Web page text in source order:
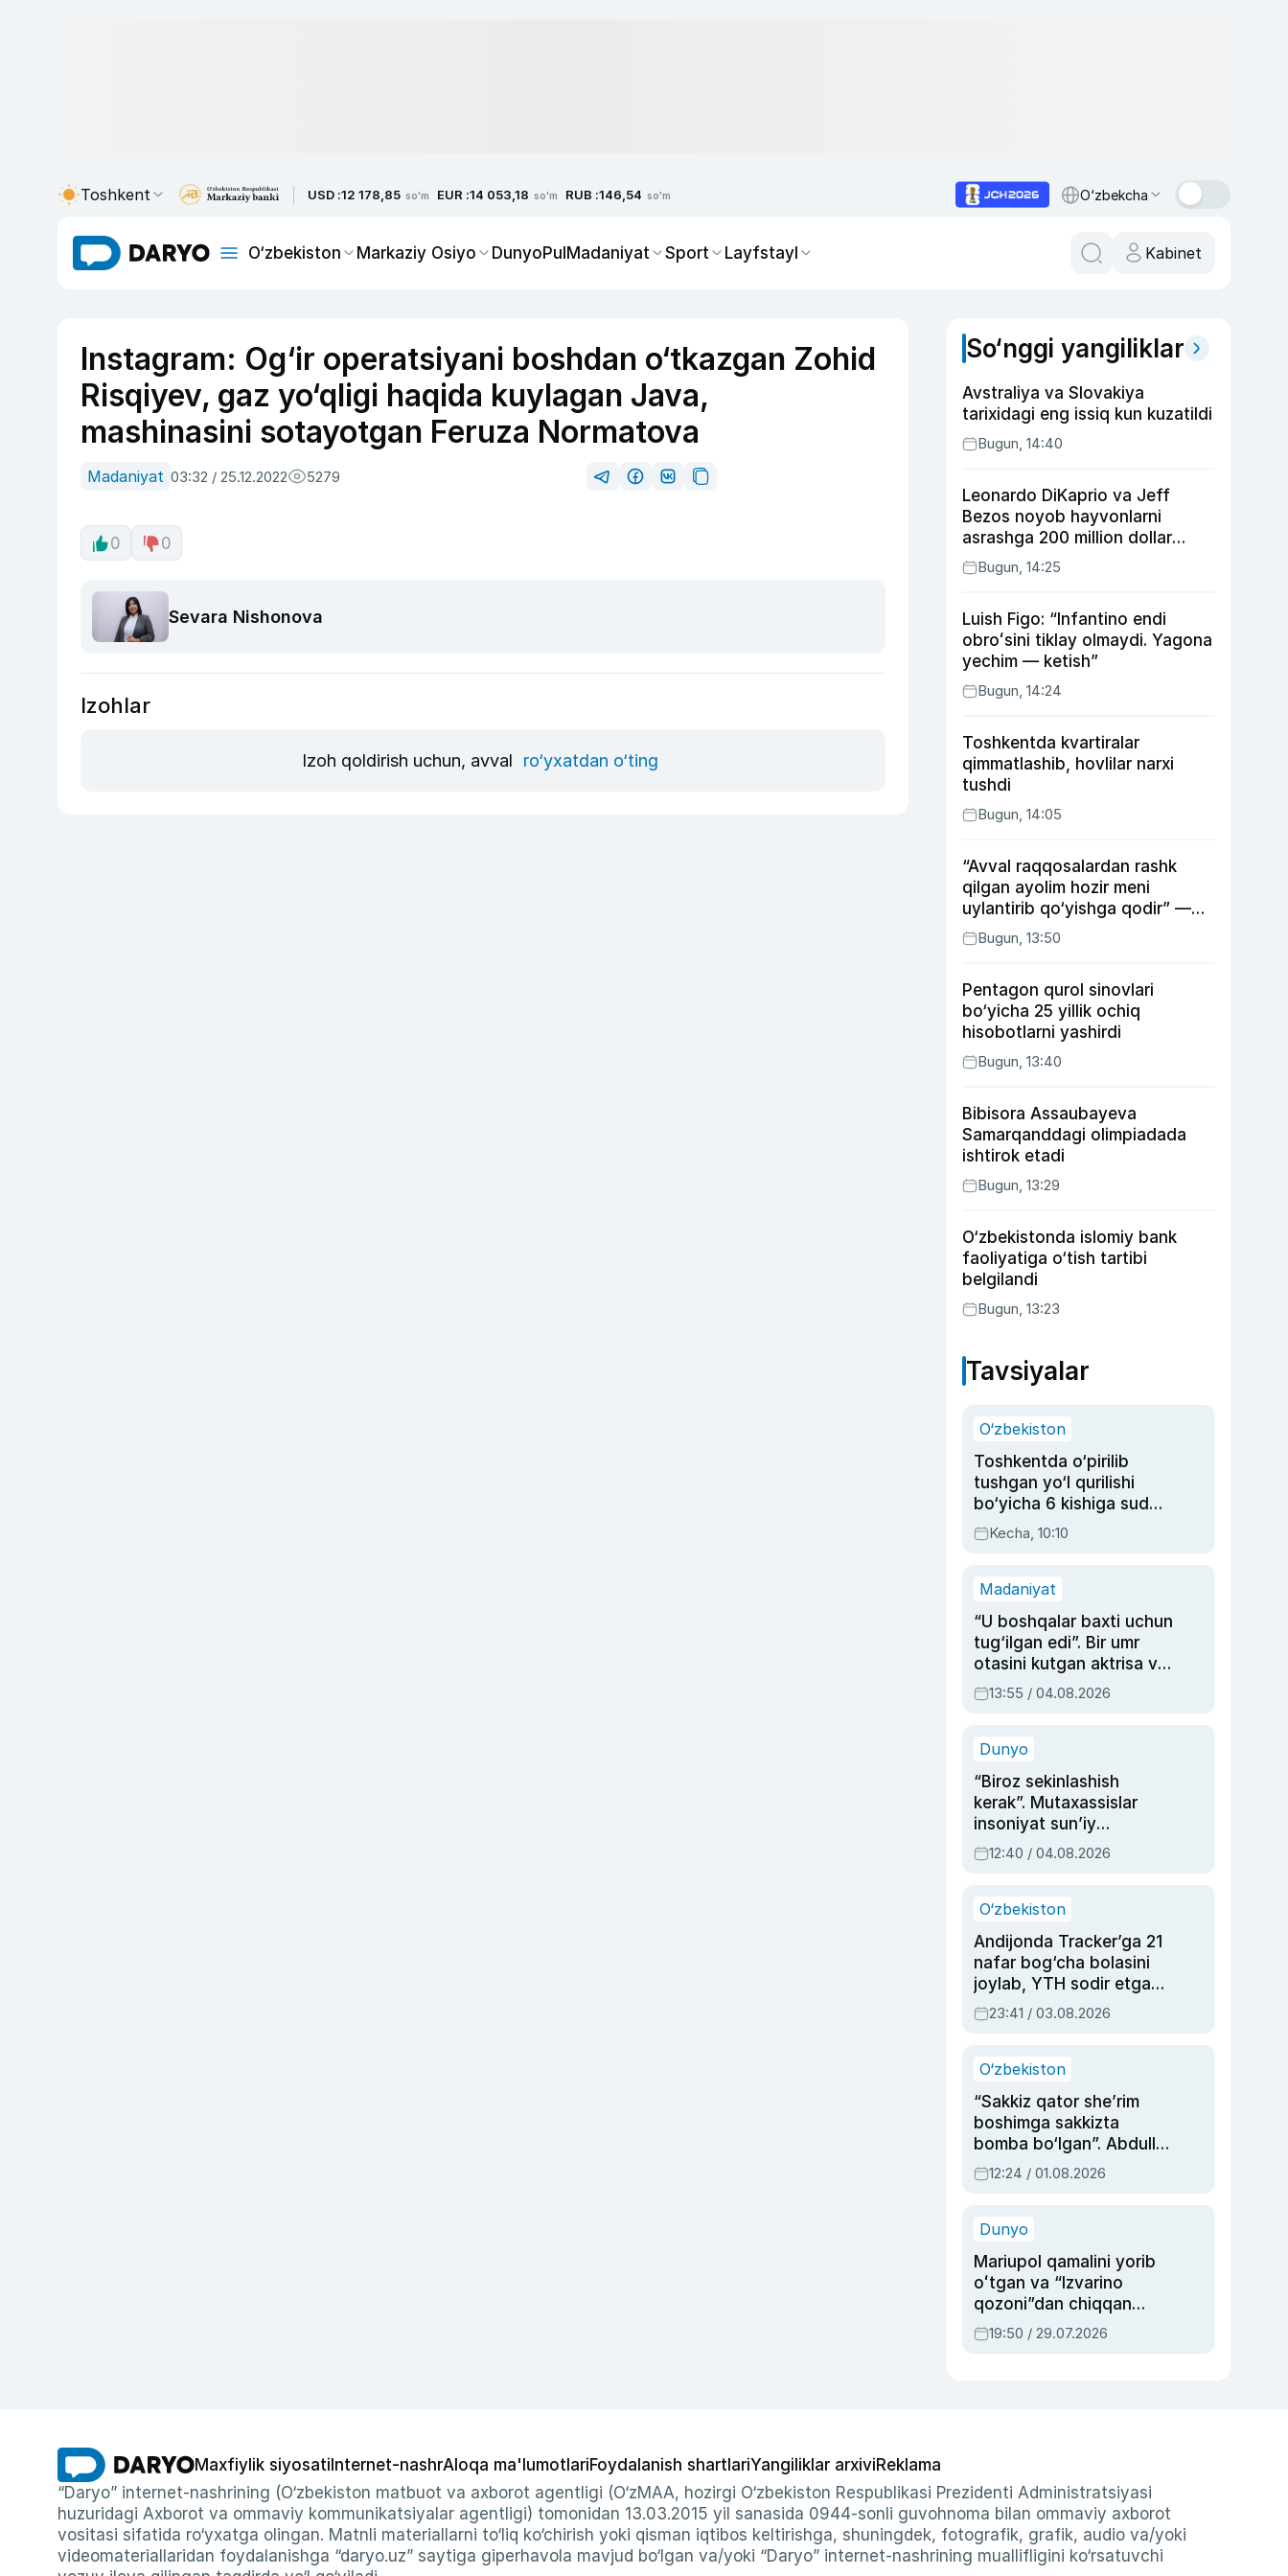
Toshkent USD :12 178,85 so'm EUR :14 053,18 so'm RUB :146,54 so'm O‘zbekcha
O‘zbekiston Markaziy Osiyo DunyoPulMadaniyat Sport Layfstayl Kabinet
Instagram: Og‘ir operatsiyani boshdan o‘tkazgan Zohid
Risqiyev, gaz yo‘qligi haqida kuylagan Java,
mashinasini sotayotgan Feruza Normatova
Madaniyat 03:32 / 25.12.2022 5279
0 0
Sevara Nishonova
Izohlar
Izoh qoldirish uchun, avval ro‘yxatdan o‘ting
So‘nggi yangiliklar
Avstraliya va Slovakiya
tarixidagi eng issiq kun kuzatildi
Bugun, 14:40
Leonardo DiKaprio va Jeff
Bezos noyob hayvonlarni
asrashga 200 million dollar
ajratdi
Bugun, 14:25
Luish Figo: “Infantino endi
obroʻsini tiklay olmaydi. Yagona
yechim — ketish”
Bugun, 14:24
Toshkentda kvartiralar
qimmatlashib, hovlilar narxi
tushdi
Bugun, 14:05
“Avval raqqosalardan rashk
qilgan ayolim hozir meni
uylantirib qo‘yishga qodir” —
Anvar Sobirov davlat ishidagi
faoliyati va o‘g‘il tarbiyasidagi
Bugun, 13:50
Pentagon qurol sinovlari
bo‘yicha 25 yillik ochiq
hisobotlarni yashirdi
Bugun, 13:40
Bibisora Assaubayeva
Samarqanddagi olimpiadada
ishtirok etadi
Bugun, 13:29
O‘zbekistonda islomiy bank
faoliyatiga o‘tish tartibi
belgilandi
Bugun, 13:23
Tavsiyalar
O‘zbekiston
Toshkentda o‘pirilib
tushgan yo‘l qurilishi
bo‘yicha 6 kishiga sud
hukmi o‘qildi
Kecha, 10:10
Madaniyat
“U boshqalar baxti uchun
tug‘ilgan edi”. Bir umr
otasini kutgan aktrisa va
dublyaj ustasi Rimma
Ahmedovaning
13:55 / 04.08.2026
Dunyo
“Biroz sekinlashish
kerak”. Mutaxassislar
insoniyat sun’iy
intellektni boshqara
olmay qolishidan xavotir
12:40 / 04.08.2026
O‘zbekiston
Andijonda Tracker’ga 21
nafar bog‘cha bolasini
joylab, YTH sodir etgan
ayolga sud hukmi o‘qildi
23:41 / 03.08.2026
O‘zbekiston
“Sakkiz qator she’rim
boshimga sakkizta
bomba bo‘lgan”. Abdulla
Oripovni siyosiy
ayblovlardan asrab
12:24 / 01.08.2026
Dunyo
Mariupol qamalini yorib
oʻtgan va “Izvarino
qozoni”dan chiqqan
qahramon — Ukraina
armiyasi bosh
19:50 / 29.07.2026
Maxfiylik siyosati Internet-nashrAloqa ma'lumotlariFoydalanish shartlariYangiliklar arxiviReklama
“Daryo” internet-nashrining (O‘zbekiston matbuot va axborot agentligi (O‘zMAA, hozirgi O‘zbekiston Respublikasi Prezidenti Administratsiyasi
huzuridagi Axborot va ommaviy kommunikatsiyalar agentligi) tomonidan 13.03.2015 yil sanasida 0944-sonli guvohnoma bilan ommaviy axborot
vositasi sifatida ro‘yxatga olingan. Matnli materiallarni to‘liq ko‘chirish yoki qisman iqtibos keltirishga, shuningdek, fotografik, grafik, audio va/yoki
videomateriallaridan foydalanishga “daryo.uz” saytiga giperhavola mavjud bo‘lgan va/yoki “Daryo” internet-nashrining muallifligini ko‘rsatuvchi